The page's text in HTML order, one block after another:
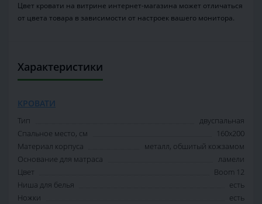
Цвет кровати на витрине интернет-магазина может отличаться
от цвета товара в зависимости от настроек вашего монитора.
Характеристики
КРОВАТИ
Тип
двуспальная
Спальное место, см
160х200
Материал корпуса
металл, обшитый кожзамом
Основание для матраса
ламели
Цвет
Boom 12
Ниша для белья
есть
Ножки
есть